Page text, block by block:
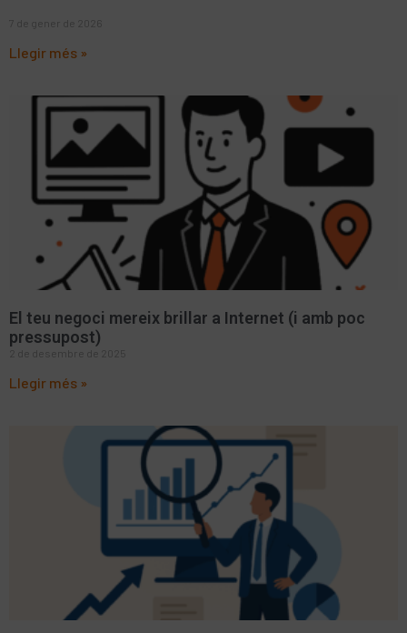
7 de gener de 2026
Llegir més »
El teu negoci mereix brillar a Internet (i amb poc
pressupost)
2 de desembre de 2025
Llegir més »